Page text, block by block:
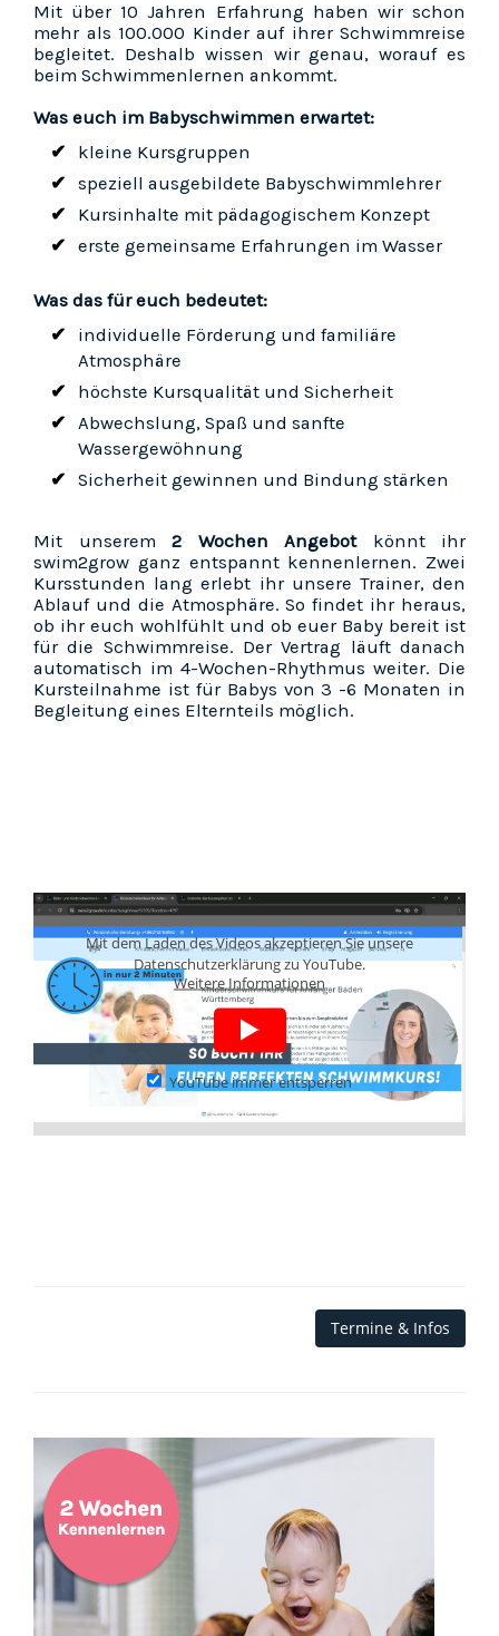
Mit über 10 Jahren Erfahrung haben wir schon
mehr als 100.000 Kinder auf ihrer Schwimmreise
begleitet. Deshalb wissen wir genau, worauf es
beim Schwimmenlernen ankommt.
Was euch im Babyschwimmen erwartet:
kleine Kursgruppen
speziell ausgebildete Babyschwimmlehrer
Kursinhalte mit pädagogischem Konzept
erste gemeinsame Erfahrungen im Wasser
Was das für euch bedeutet:
individuelle Förderung und familiäre
Atmosphäre
höchste Kursqualität und Sicherheit
Abwechslung, Spaß und sanfte
Wassergewöhnung
Sicherheit gewinnen und Bindung stärken
Mit unserem 2 Wochen Angebotkönnt ihr
swim2grow ganz entspannt kennenlernen. Zwei
Kursstunden lang erlebt ihr unsere Trainer, den
Ablauf und die Atmosphäre. So findet ihr heraus,
ob ihr euch wohlfühlt und ob euer Baby bereit ist
für die Schwimmreise. Der Vertrag läuft danach
automatisch im 4-Wochen-Rhythmus weiter. Die
Kursteilnahme ist für Babys von 3 -6 Monaten in
Begleitung eines Elternteils möglich.
Mit dem Laden des Videos akzeptieren Sie unsere
Datenschutzerklärung zu YouTube.
Weitere Informationen
YouTube immer entsperren
Termine & Infos